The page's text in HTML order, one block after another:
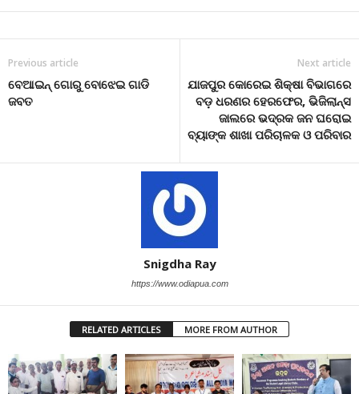
Previous article
ବେଆଇନ୍ ଗୋରୁ ବୋଝେଇ ଗାଡି
ଜବତ
Next article
ଯାଜପୁର କୋରେଇ ଶିକ୍ଷା ବିଭାଗରେ
ବଡ଼ ଧରଣର ହେରଫେର, ଭିଜିଲାନ୍ସ
ଜାଲରେ ଭଦ୍ରକ ଜନ ଘରୋଇ
ବ୍ୟାଙ୍କ ଶାଖା ପରିଚାଳକ ଓ ପରିବାର
Snigdha Ray
https://www.odiapua.com
RELATED ARTICLES MORE FROM AUTHOR